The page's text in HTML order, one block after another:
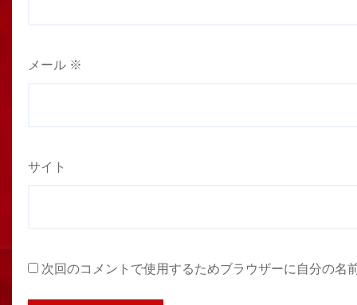
メール ※
サイト
次回のコメントで使用するためブラウザーに自分の名